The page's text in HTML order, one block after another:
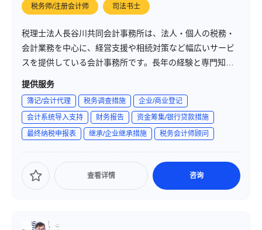
税务师/注册会计师 司法书士
税理士法人長谷川共同会計事務所は、法人・個人の税務・
会計業務を中心に、経営支援や相続対策など幅広いサービ
スを提供している会計事務所です。長年の経験と専門知識
を活かし、クライアントの多様なニーズに対応していま
提供服务
簿记/会计代理 税务调查措施
企业/商业登记
会计系统导入支持
财务报告
资金筹集/银行贷款措施
最终纳税申报表
继承/企业继承措施 税务会计师顾问
查看详情 咨询